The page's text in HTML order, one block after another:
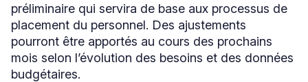
préliminaire qui servira de base aux processus de
placement du personnel. Des ajustements
pourront être apportés au cours des prochains
mois selon l’évolution des besoins et des données
budgétaires.